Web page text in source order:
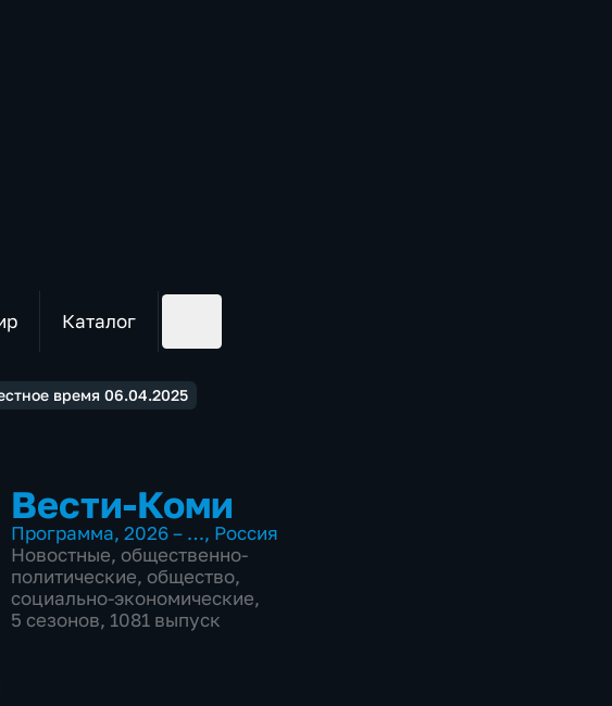
Каталог
время 06.04.2025
Вести-Коми
Программа, 2026 – …, Россия
Новостные, общественно-
политические, общество,
социально-экономические,
5 сезонов, 1081 выпуск